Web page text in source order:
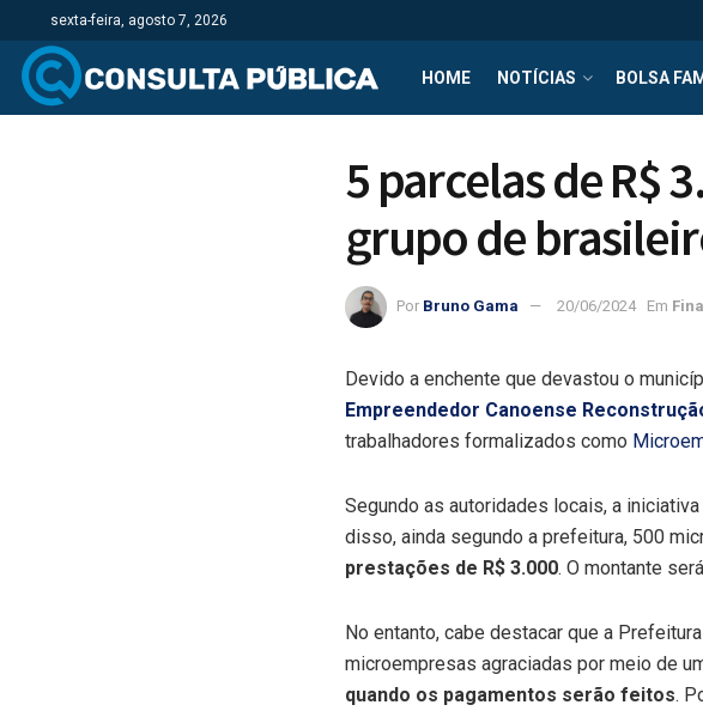
sexta-feira, agosto 7, 2026
HOME NOTÍCIAS BOLSA
5 parcelas de R$
grupo de
Por Bruno Gama 20/06/2024 Em
Devido a enchente que devastou o
Empreendedor Canoense
trabalhadores formalizados como
Segundo as autoridades locais, a
disso, ainda segundo a prefeitura, 500
prestações de R$ 3.000. O montante
No entanto, cabe destacar que a
microempresas agraciadas por meio de
quando os pagamentos serão feitos.